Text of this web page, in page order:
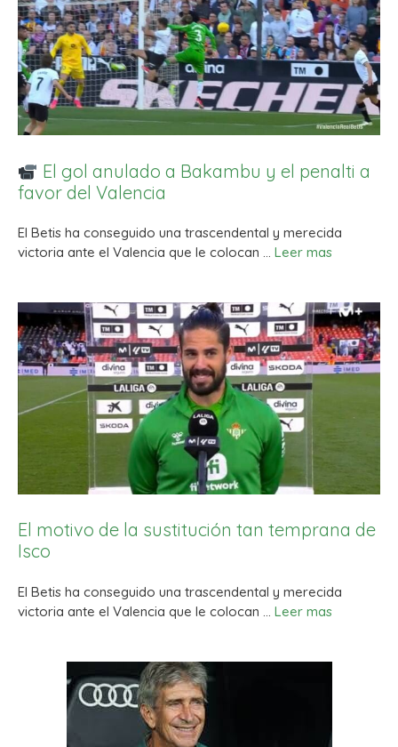
El gol anulado a Bakambu y el penalti a
favor del Valencia
El Betis ha conseguido una trascendental y merecida
victoria ante el Valencia que le colocan … Leer mas
El motivo de la sustitución tan temprana de
Isco
El Betis ha conseguido una trascendental y merecida
victoria ante el Valencia que le colocan … Leer mas